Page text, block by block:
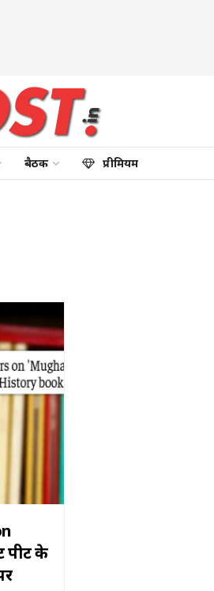
बैठक प्रीमियम
पीट के